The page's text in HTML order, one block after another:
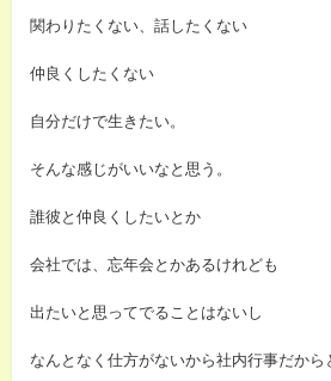
関わりたくない、話したくない
仲良くしたくない
自分だけで生きたい。
そんな感じがいいなと思う。
誰彼と仲良くしたいとか
会社では、忘年会とかあるけれども
出たいと思ってでることはないし
なんとなく仕方がないから社内行事だから